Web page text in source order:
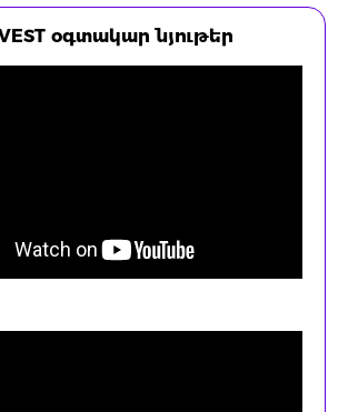
օգտակար նյութեր